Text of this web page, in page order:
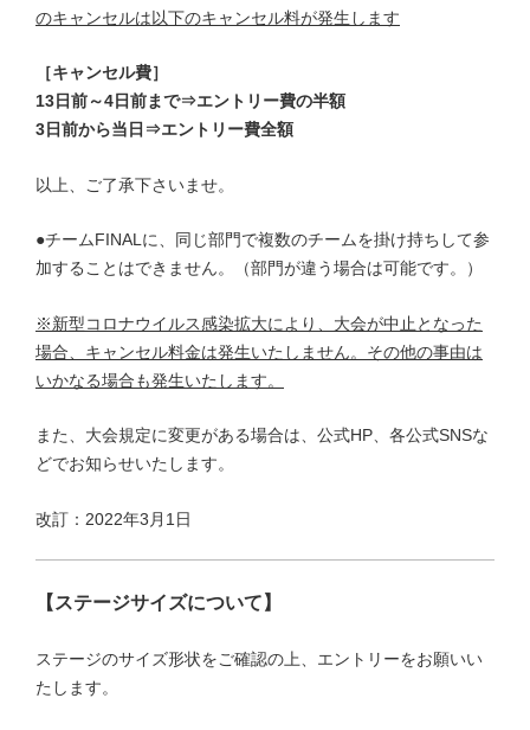
のキャンセルは以下のキャンセル料が発生します
［キャンセル費］
13日前～4日前まで⇒エントリー費の半額
3日前から当日⇒エントリー費全額
以上、ご了承下さいませ。
●チームFINALに、同じ部門で複数のチームを掛け持ちして参
加することはできません。（部門が違う場合は可能です。）
※新型コロナウイルス感染拡大により、大会が中止となった
場合、キャンセル料金は発生いたしません。その他の事由は
いかなる場合も発生いたします。
また、大会規定に変更がある場合は、公式HP、各公式SNSな
どでお知らせいたします。
改訂：2022年3月1日
【ステージサイズについて】
ステージのサイズ形状をご確認の上、エントリーをお願いい
たします。